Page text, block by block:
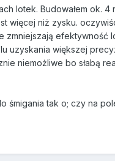
lotek. Budowałem ok.
więcej niż zysku.
efektywność
uzyskania większej
niemożliwe bo słabą
śmigania tak o; czy na